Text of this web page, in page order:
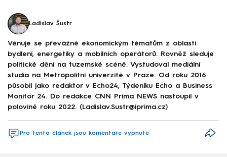
Ladislav Šustr
Věnuje se převážně ekonomickým tématům z oblasti
bydlení, energetiky a mobilních operátorů. Rovněž sleduje
politické dění na tuzemské scéně. Vystudoval mediální
studia na Metropolitní univerzitě v Praze. Od roku 2016
působil jako redaktor v Echo24, Týdeníku Echo a Business
Monitor 24. Do redakce CNN Prima NEWS nastoupil v
polovině roku 2022. (Ladislav.Sustr@iprima.cz)
Pro tento článek jsou komentáře vypnuté